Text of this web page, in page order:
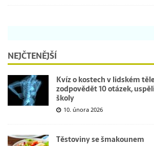
NEJČTENĚJŠÍ
Kvíz o kostech v lidském
zodpovědět 10 otázek,
školy
10. února 2026
Těstoviny se šmakounem